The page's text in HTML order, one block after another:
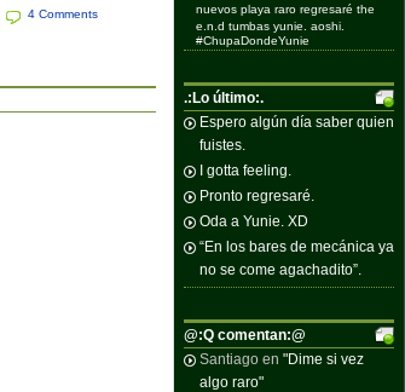
4 Comments
nuevos playa raro regresaré the
e.n.d tumbas yunie. aoshi.
#ChupaDondeYunie
.:Lo último:.
Espero algún día saber quien
fuistes.
I gotta feeling.
Pronto regresaré.
Oda a Yunie. XD
“En los bares de mecánica ya
no se come agachadito”.
@:Q comentan:@
Santiago en "Dime si vez
algo raro"